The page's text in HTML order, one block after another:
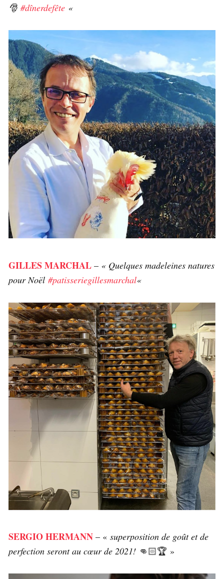
🎅 #dînerdefête «
GILLES MARCHAL – « Quelques madeleines natures
pour Noël #patisseriegillesmarchal«
SERGIO HERMANN – « superposition de goût et de
perfection seront au cœur de 2021! 👊🏻🏆 »